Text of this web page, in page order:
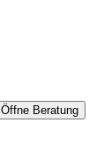
Öffne Beratung